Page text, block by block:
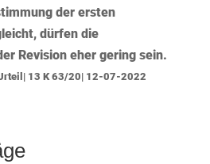
der ersten
dürfen die
Revision eher gering sein.
13 K 63/20| 12-07-2022